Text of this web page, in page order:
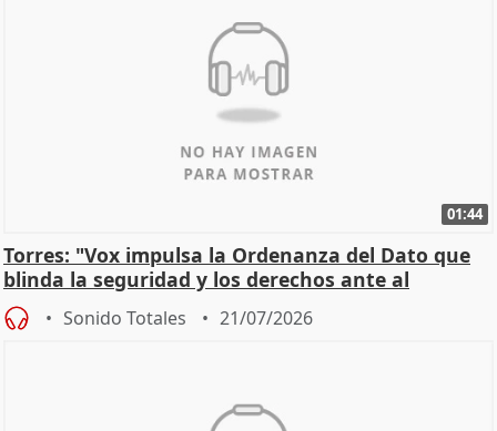
01:44
Torres: "Vox impulsa la Ordenanza del Dato que
blinda la seguridad y los derechos ante al
control"
Sonido Totales 21/07/2026